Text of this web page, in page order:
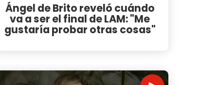
Ángel de Brito reveló cuándo
va a ser el final de LAM: "Me
gustaría probar otras cosas"